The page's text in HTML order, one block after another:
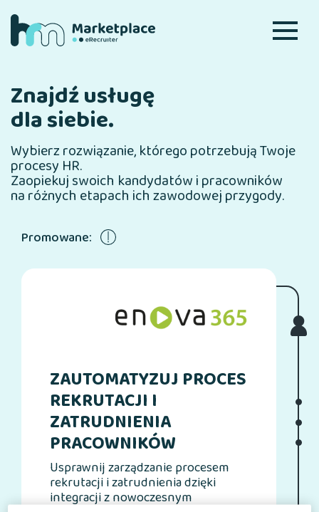
Znajdź usługę
dla siebie.
Wybierz rozwiązanie, którego potrzebują Twoje
procesy HR.
Zaopiekuj swoich kandydatów i pracowników
na różnych etapach ich zawodowej przygody.
Promowane:
ZAUTOMATYZUJ PROCES
REKRUTACJI I
ZATRUDNIENIA
PRACOWNIKÓW
Usprawnij zarządzanie procesem
rekrutacji i zatrudnienia dzięki
integracji z nowoczesnym
ŁÓW TALENTY DZIĘKI
PSYCHOMETRII
Talent Bridge pomoże Ci pozyskać
najlepsze zawodowe talenty. Dzięki
trafnym i rzetelnym narzędziom
psychometrycznym szybko zbadasz
kompetencje kandydatów, a wyniki
otrzymasz na swoje konto w
Webankieta automatycznie wyśle
do Twoich kandydatów wiadomośc z
oceną rekrutacji, a także
wygerenruje dla Ciebie raport z
wynikami, które pozwolą Ci jeszcze
lepiej pozyskiwać zawodowe